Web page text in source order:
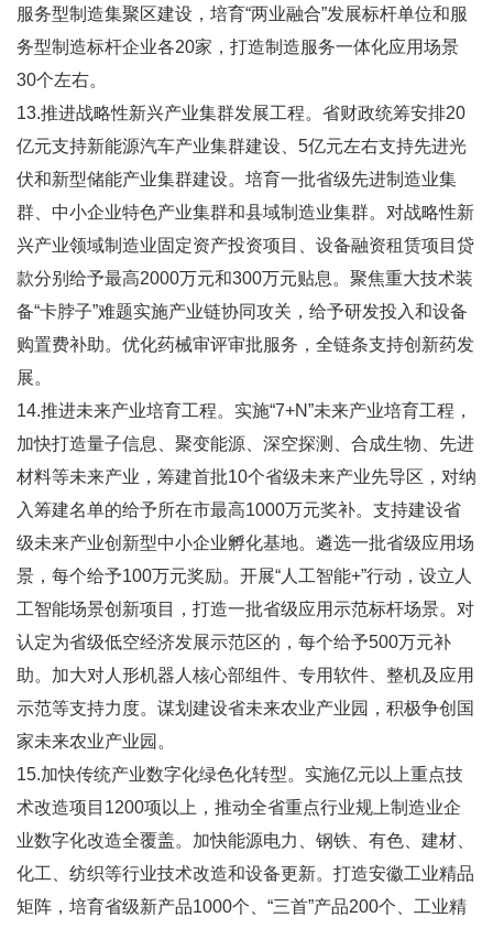
服务型制造集聚区建设，培育“两业融合”发展标杆单位和服
务型制造标杆企业各20家，打造制造服务一体化应用场景
30个左右。
13.推进战略性新兴产业集群发展工程。省财政统筹安排20
亿元支持新能源汽车产业集群建设、5亿元左右支持先进光
伏和新型储能产业集群建设。培育一批省级先进制造业集
群、中小企业特色产业集群和县域制造业集群。对战略性新
兴产业领域制造业固定资产投资项目、设备融资租赁项目贷
款分别给予最高2000万元和300万元贴息。聚焦重大技术装
备“卡脖子”难题实施产业链协同攻关，给予研发投入和设备
购置费补助。优化药械审评审批服务，全链条支持创新药发
展。
14.推进未来产业培育工程。实施“7+N”未来产业培育工程，
加快打造量子信息、聚变能源、深空探测、合成生物、先进
材料等未来产业，筹建首批10个省级未来产业先导区，对纳
入筹建名单的给予所在市最高1000万元奖补。支持建设省
级未来产业创新型中小企业孵化基地。遴选一批省级应用场
景，每个给予100万元奖励。开展“人工智能+”行动，设立人
工智能场景创新项目，打造一批省级应用示范标杆场景。对
认定为省级低空经济发展示范区的，每个给予500万元补
助。加大对人形机器人核心部组件、专用软件、整机及应用
示范等支持力度。谋划建设省未来农业产业园，积极争创国
家未来农业产业园。
15.加快传统产业数字化绿色化转型。实施亿元以上重点技
术改造项目1200项以上，推动全省重点行业规上制造业企
业数字化改造全覆盖。加快能源电力、钢铁、有色、建材、
化工、纺织等行业技术改造和设备更新。打造安徽工业精品
矩阵，培育省级新产品1000个、“三首”产品200个、工业精